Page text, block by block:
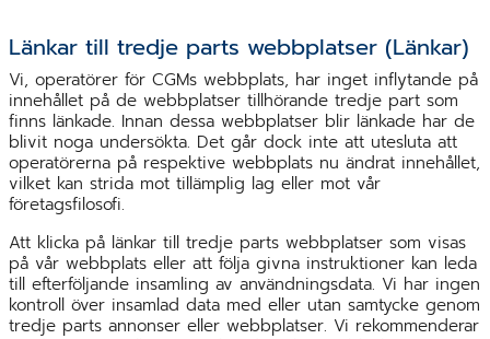
Länkar till tredje parts webbplatser (Länkar)
Vi, operatörer för CGMs webbplats, har inget inflytande på
innehållet på de webbplatser tillhörande tredje part som
finns länkade. Innan dessa webbplatser blir länkade har de
blivit noga undersökta. Det går dock inte att utesluta att
operatörerna på respektive webbplats nu ändrat innehållet,
vilket kan strida mot tillämplig lag eller mot vår
företagsfilosofi.
Att klicka på länkar till tredje parts webbplatser som visas
på vår webbplats eller att följa givna instruktioner kan leda
till efterföljande insamling av användningsdata. Vi har ingen
kontroll över insamlad data med eller utan samtycke genom
tredje parts annonser eller webbplatser. Vi rekommenderar